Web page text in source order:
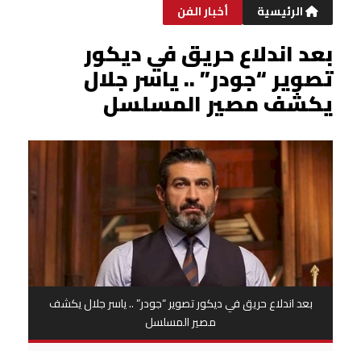
الرئيسية أخبار الفن
بعد اندلاع حريق في ديكور
تصوير “جودر” .. ياسر جلال
يكشف مصير المسلسل
بعد اندلاع حريق في ديكور تصوير “جودر” .. ياسر جلال يكشف
مصير المسلسل